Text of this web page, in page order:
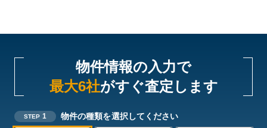
物件情報の入力で
最大6社がすぐ査定します
STEP 1 物件の種類を選択してください